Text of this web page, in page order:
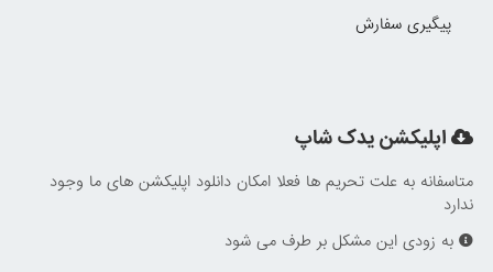
پیگیری سفارش
اپلیکشن یدک شاپ
متاسفانه به علت تحریم ها فعلا امکان دانلود اپلیکشن های ما وجود
ندارد
به زودی این مشکل بر طرف می شود